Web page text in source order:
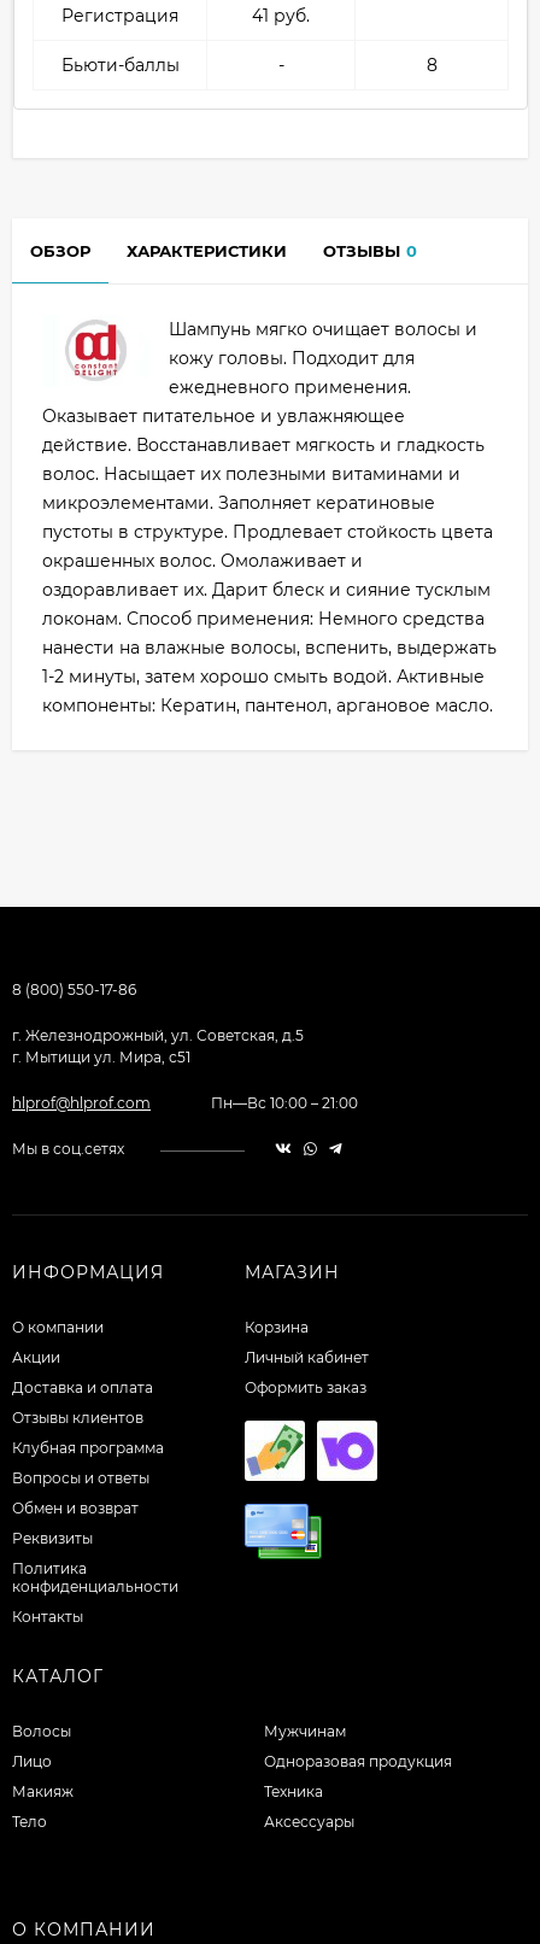
Регистрация 41 руб.
Бьюти-баллы - 8
ОБЗОР ХАРАКТЕРИСТИКИ ОТЗЫВЫ 0
Шампунь мягко очищает волосы и
кожу головы. Подходит для
ежедневного применения.
Оказывает питательное и увлажняющее
действие. Восстанавливает мягкость и гладкость
волос. Насыщает их полезными витаминами и
микроэлементами. Заполняет кератиновые
пустоты в структуре. Продлевает стойкость цвета
окрашенных волос. Омолаживает и
оздоравливает их. Дарит блеск и сияние тусклым
локонам. Способ применения: Немного средства
нанести на влажные волосы, вспенить, выдержать
1-2 минуты, затем хорошо смыть водой. Активные
компоненты: Кератин, пантенол, аргановое масло.
8 (800) 550-17-86
г. Железнодрожный, ул. Советская, д.5
г. Мытищи ул. Мира, с51
hlprof@hlprof.com Пн—Вс 10:00 – 21:00
Мы в соц.сетях
ИНФОРМАЦИЯ
О компании
Акции
Доставка и оплата
Отзывы клиентов
Клубная программа
Вопросы и ответы
Обмен и возврат
Реквизиты
Политика
конфиденциальности
Контакты
МАГАЗИН
Корзина
Личный кабинет
Оформить заказ
КАТАЛОГ
Волосы
Лицо
Макияж
Тело
Мужчинам
Одноразовая продукция
Техника
Аксессуары
О КОМПАНИИ